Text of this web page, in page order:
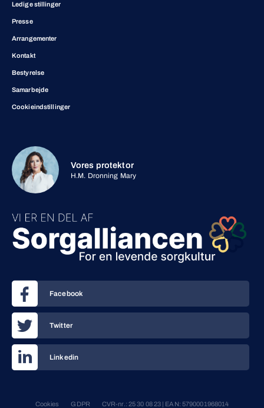
Cookies GDPR CVR-nr.: 25 30 08 23 | EAN: 5790001968014
Ledige stillinger
Presse
Arrangementer
Kontakt
Bestyrelse
Samarbejde
Cookieindstillinger
Vores protektor
H.M. Dronning Mary
Facebook
Twitter
Linkedin